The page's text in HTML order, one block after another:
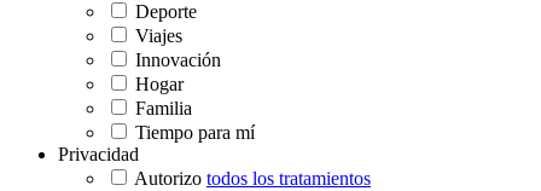
Deporte
Viajes
Innovación
Hogar
Familia
Tiempo para mí
Privacidad
Autorizo todos los tratamientos